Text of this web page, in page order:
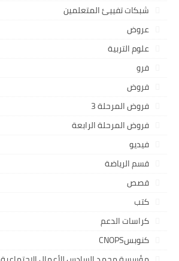
شبكات تفييئ المتعلمين
عروض
علوم التربية
فرو
فروض
فروض المرحلة 3
فروض المرحلة الرابعة
فيديو
قسم الرياضة
قصص
كتب
كراسات الدعم
كنوبسCNOPS